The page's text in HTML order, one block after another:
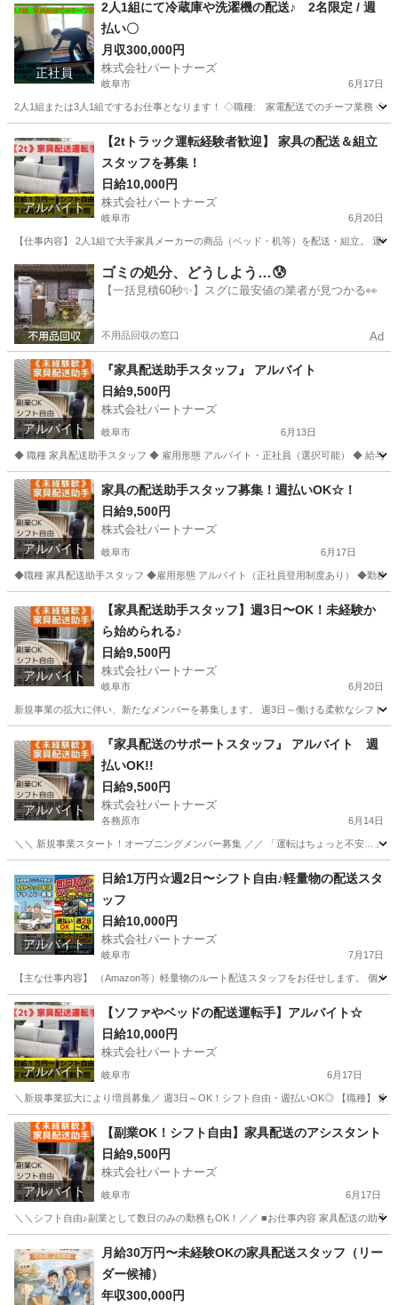
正社員
2人1組にて冷蔵庫や洗濯機の配送♪ 2名限定 / 週
払い〇
月収300,000円
株式会社パートナーズ
岐阜市 6月17日
2人1組または3人1組でするお仕事となります！ ◇職種: 家電配送でのチーフ業務 ◇
ドライバー 岐阜 岐阜市 ドライバー
業務
アルバイト
【2tトラック運転経験者歓迎】 家具の配送＆組立
スタッフを募集！
日給10,000円
株式会社パートナーズ
岐阜市 6月20日
【仕事内容】 2人1組で大手家具メーカーの商品（ベッド・机等）を配送・組立。 運
岐阜 岐阜市 配送 岐阜 各務原市 配送
ゴミの処分、どうしよう…😰
【一括見積60秒✨】スグに最安値の業者が見つかる👀
不用品回収の窓口 Ad
アルバイト
『家具配送助手スタッフ』 アルバイト
日給9,500円
株式会社パートナーズ
岐阜市 6月13日
◆ 職種 家具配送助手スタッフ ◆ 雇用形態 アルバイト・正社員（選択可能） ◆ 給与
岐阜 岐阜市 配送 岐阜 岐阜市 配送 スタッフ
アルバイト
家具の配送助手スタッフ募集！週払いOK☆！
日給9,500円
株式会社パートナーズ
岐阜市 6月17日
◆職種 家具配送助手スタッフ ◆雇用形態 アルバイト（正社員登用制度あり） ◆勤務
配送 岐阜 各務原市 配送 スタッフ
アルバイト
【家具配送助手スタッフ】週3日〜OK！未経験か
ら始められる♪
日給9,500円
株式会社パートナーズ
岐阜市 6月20日
新規事業の拡大に伴い、新たなメンバーを募集します。 週3日～働ける柔軟なシフト
配送 岐阜 各務原市 スタッフ
アルバイト
『家具配送のサポートスタッフ』 アルバイト 週
払いOK!!
日給9,500円
株式会社パートナーズ
各務原市 6月14日
＼＼ 新規事業スタート！オープニングメンバー募集 ／／ 「運転はちょっと不安…」
配送 スタッフ
アルバイト
日給1万円☆週2日〜シフト自由♪軽量物の配送スタ
ッフ
日給10,000円
株式会社パートナーズ
岐阜市 7月17日
【主な仕事内容】 （Amazon等）軽量物のルート配送スタッフをお任せします。 個
岐阜 岐阜市 スタッフ
アルバイト
【ソファやベッドの配送運転手】アルバイト☆
日給10,000円
株式会社パートナーズ
岐阜市 6月17日
＼新規事業拡大により増員募集／ 週3日～OK！シフト自由・週払いOK◎ 【職種】
岐阜 岐阜市 配送 岐阜 各務原市 配送
トラック運転手
アルバイト
【副業OK！シフト自由】家具配送のアシスタント
日給9,500円
株式会社パートナーズ
岐阜市 6月17日
＼＼シフト自由♪副業として数日のみの勤務もOK！／／ ■お仕事内容 家具配送の助手
配送 岐阜 各務原市 配送 給料
月給30万円〜未経験OKの家具配送スタッフ（リー
ダー候補）
年収300,000円